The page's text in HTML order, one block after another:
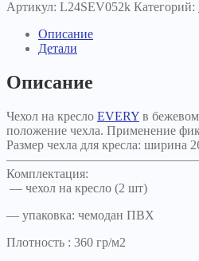
Артикул: L24SEV052k Категорий:
Описание
Детали
Описание
Чехол на кресло EVERY в
положение чехла. Применение
Размер чехла для кресла: ширина
Комплектация:
— чехол на кресло (2 шт)
— упаковка: чемодан ПВХ
Плотность : 360 гр/м2